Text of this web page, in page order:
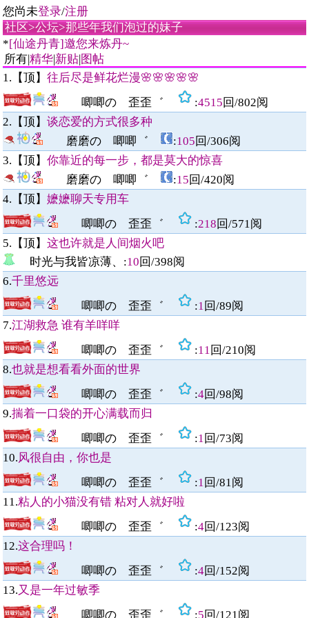
您尚未登录/注册
社区>公坛>那些年我们泡过的妹子
*[仙途丹青]邀您来炼丹~
所有|精华|新贴|图帖
1.【顶】 往后尽是鲜花烂漫🌸🌸🌸🌸🌸
唧唧の 歪歪゛
:4515回/802阅
2.【顶】 谈恋爱的方式很多种
磨磨の 唧唧゛
:105回/306阅
3.【顶】 你靠近的每一步，都是莫大的惊喜
磨磨の 唧唧゛
:15回/420阅
4.【顶】 嬷嬷聊天专用车
唧唧の 歪歪゛
:218回/571阅
5.【顶】 这也许就是人间烟火吧
时光与我皆凉薄、:10回/398阅
6.千里悠远
唧唧の 歪歪゛
:1回/89阅
7.江湖救急 谁有羊咩咩
唧唧の 歪歪゛
:11回/210阅
8.也就是想看看外面的世界
唧唧の 歪歪゛
:4回/98阅
9.揣着一口袋的开心满载而归
唧唧の 歪歪゛
:1回/73阅
10.风很自由，你也是
唧唧の 歪歪゛
:1回/81阅
11.粘人的小猫没有错 粘对人就好啦
唧唧の 歪歪゛
:4回/123阅
12.这合理吗！
唧唧の 歪歪゛
:4回/152阅
13.又是一年过敏季
唧唧の 歪歪゛
:5回/121 阅